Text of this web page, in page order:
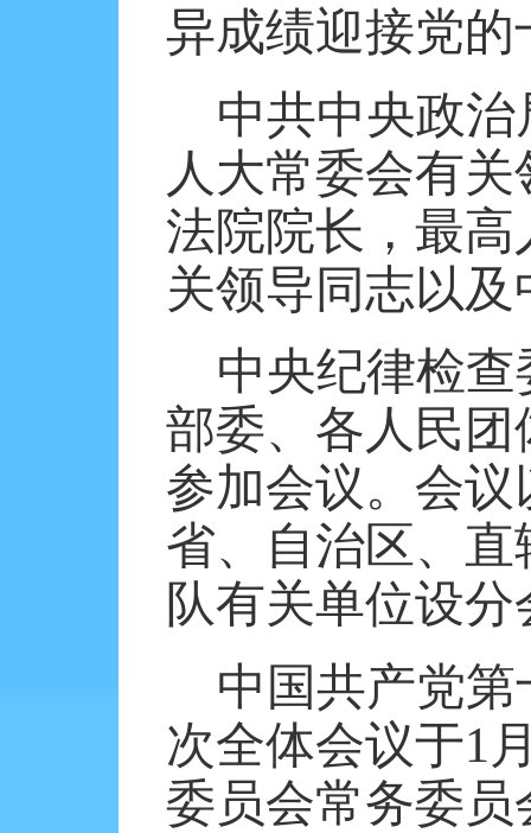
异成绩迎接党
中共中央政
人大常委会有
法院院长，最
关领导同志以
中央纪律检
部委、各人民
参加会议。会
省、自治区、
队有关单位设分
中国共产党
次全体会议于1
委员会常务委